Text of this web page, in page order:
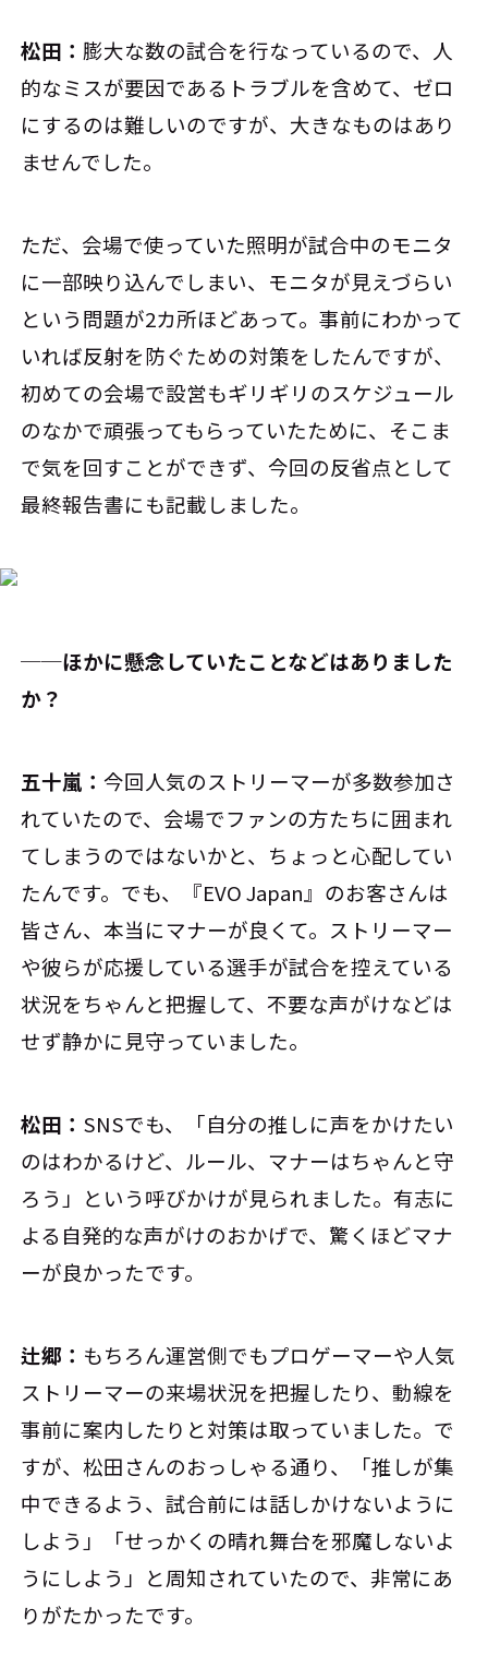
松田： 膨大な数の試合を行なっているので、人
的なミスが要因であるトラブルを含めて、ゼロ
にするのは難しいのですが、大きなものはあり
ませんでした。
ただ、会場で使っていた照明が試合中のモニタ
に一部映り込んでしまい、モニタが見えづらい
という問題が2カ所ほどあって。事前にわかって
いれば反射を防ぐための対策をしたんですが、
初めての会場で設営もギリギリのスケジュール
のなかで頑張ってもらっていたために、そこま
で気を回すことができず、今回の反省点として
最終報告書にも記載しました。
──ほかに懸念していたことなどはありました
か？
五十嵐：今回人気のストリーマーが多数参加さ
れていたので、会場でファンの方たちに囲まれ
てしまうのではないかと、ちょっと心配してい
たんです。でも、『EVO Japan』のお客さんは
皆さん、本当にマナーが良くて。ストリーマー
や彼らが応援している選手が試合を控えている
状況をちゃんと把握して、不要な声がけなどは
せず静かに見守っていました。
松田： SNSでも、「自分の推しに声をかけたい
のはわかるけど、ルール、マナーはちゃんと守
ろう」という呼びかけが見られました。有志に
よる自発的な声がけのおかげで、驚くほどマナ
ーが良かったです。
辻郷： もちろん運営側でもプロゲーマーや人気
ストリーマーの来場状況を把握したり、動線を
事前に案内したりと対策は取っていました。で
すが、松田さんのおっしゃる通り、「推しが集
中できるよう、試合前には話しかけないように
しよう」「せっかくの晴れ舞台を邪魔しないよ
うにしよう」と周知されていたので、非常にあ
りがたかったです。